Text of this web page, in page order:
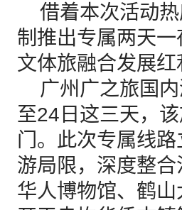
借着本次活动热
制推出专属两天一
文体旅融合发展红
广州广之旅国内
至24日这三天，
门。此次专属线
游局限，深度整
华人博物馆、鹤